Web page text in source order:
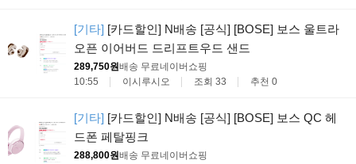
[기타] [카드할인] N배송 [공식] [BOSE] 보스 울트라
오픈 이어버드 드리프트우드 샌드
289,750원배송 무료네이버쇼핑
10:55
이시루시오 조회 33 추천 0
[기타] [카드할인] N배송 [공식] [BOSE] 보스 QC 헤
드폰 페탈핑크
288,800원배송 무료네이버쇼핑